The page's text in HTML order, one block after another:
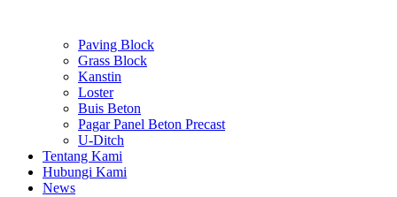
Paving Block
Grass Block
Kanstin
Loster
Buis Beton
Pagar Panel Beton Precast
U-Ditch
Tentang Kami
Hubungi Kami
News